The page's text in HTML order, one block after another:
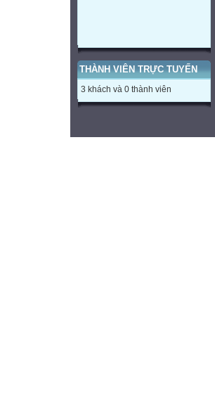
THÀNH VIÊN TRỰC TUYẾN
3 khách và 0 thành viên